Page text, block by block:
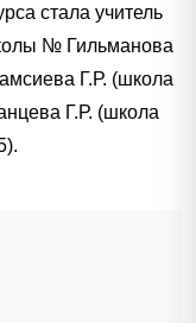
стала учитель
№ Гильманова
Г.Р. (школа
Г.Р. (школа